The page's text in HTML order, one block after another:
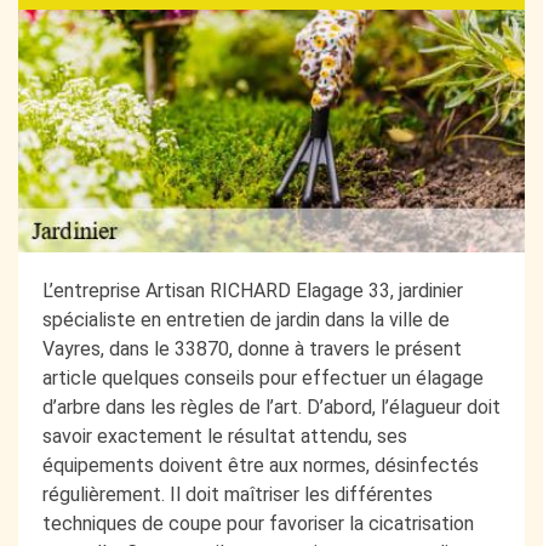
L’entreprise Artisan RICHARD Elagage 33, jardinier
spécialiste en entretien de jardin dans la ville de
Vayres, dans le 33870, donne à travers le présent
article quelques conseils pour effectuer un élagage
d’arbre dans les règles de l’art. D’abord, l’élagueur doit
savoir exactement le résultat attendu, ses
équipements doivent être aux normes, désinfectés
régulièrement. Il doit maîtriser les différentes
techniques de coupe pour favoriser la cicatrisation